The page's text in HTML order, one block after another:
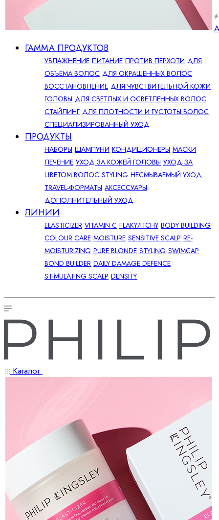
ГАММА ПРОДУКТОВ
УВЛАЖНЕНИЕ ПИТАНИЕ ПРОТИВ ПЕРХОТИ ДЛЯ
ОБЪЕМА ВОЛОС ДЛЯ ОКРАШЕННЫХ ВОЛОС
ВОССТАНОВЛЕНИЕ ДЛЯ ЧУВСТВИТЕЛЬНОЙ КОЖИ
ГОЛОВЫ ДЛЯ СВЕТЛЫХ И ОСВЕТЛЕННЫХ ВОЛОС
СТАЙЛИНГ ДЛЯ ПЛОТНОСТИ И ГУСТОТЫ ВОЛОС
СПЕЦИАЛИЗИРОВАННЫЙ УХОД
ПРОДУКТЫ
НАБОРЫ ШАМПУНИ КОНДИЦИОНЕРЫ МАСКИ
ЛЕЧЕНИЕ УХОД ЗА КОЖЕЙ ГОЛОВЫ УХОД ЗА
ЦВЕТОМ ВОЛОС STYLING НЕСМЫВАЕМЫЙ УХОД
TRAVEL-ФОРМАТЫ АКСЕССУАРЫ
ДОПОЛНИТЕЛЬНЫЙ УХОД
ЛИНИИ
ELASTICIZER VITAMIN C FLAKY/ITCHY BODY BUILDING
COLOUR CARE MOISTURE SENSITIVE SCALP RE-
MOISTURIZING PURE BLONDE STYLING SWIMCAP
BOND BUILDER DAILY DAMAGE DEFENCE
STIMULATING SCALP DENSITY
Каталог